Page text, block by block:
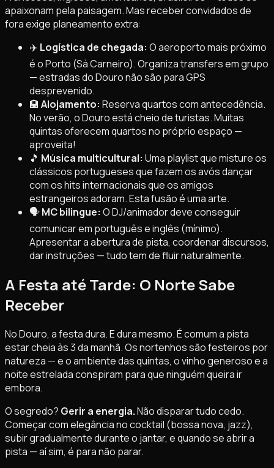
apaixonam pela paisagem. Mas receber convidados de
fora exige planeamento extra:
✈️ Logística de chegada: O aeroporto mais próximo
é o Porto (Sá Carneiro). Organiza transfers em grupo
— estradas do Douro não são para GPS
desprevenido.
🏨 Alojamento: Reserva quartos com antecedência.
No verão, o Douro está cheio de turistas. Muitas
quintas oferecem quartos no próprio espaço —
aproveita!
🎵 Música multicultural: Uma playlist que misture os
clássicos portugueses que fazem os avós dançar
com os hits internacionais que os amigos
estrangeiros adoram. Esta fusão é uma arte.
🗣️MC bilingue: O DJ/animador deve conseguir
comunicar em português e inglês (mínimo).
Apresentar a abertura de pista, coordenar discursos,
dar instruções — tudo tem de fluir naturalmente.
A Festa até Tarde: O Norte Sabe
Receber
No Douro, a festa dura. E dura mesmo. É comum a pista
estar cheia às 3 da manhã. Os nortenhos são festeiros por
natureza — e o ambiente das quintas, o vinho generoso e a
noite estrelada conspiram para que ninguém queira ir
embora.
O segredo? Gerir a energia.Não disparar tudo cedo.
Começar com elegância no cocktail (bossa nova, jazz),
subir gradualmente durante o jantar, e quando se abrir a
pista — aí sim, é para não parar.